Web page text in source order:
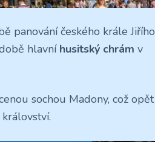
panování českého krále Jiřího
hlavní husitský chrám v
sochou Madony, což opět